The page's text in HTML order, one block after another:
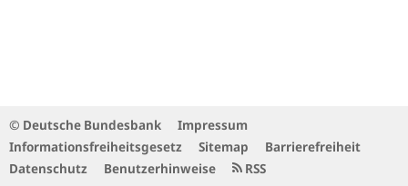
© Deutsche Bundesbank
Impressum
Informationsfreiheitsgesetz
Sitemap
Barrierefreiheit
Datenschutz
Benutzerhinweise RSS